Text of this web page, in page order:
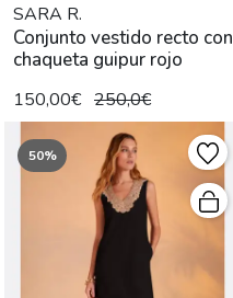
SARA R.
Conjunto vestido recto con
chaqueta guipur rojo
150,00€ 250,0€
50%